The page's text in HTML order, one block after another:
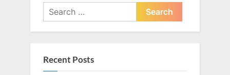
Search
for:
Recent Posts